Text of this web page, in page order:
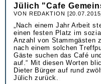
Jülich "Cafe
VON REDAKTION
„Nach einem Jahr Arbeit
einen festen Platz im
Anzahl von Stammgästen
nach einem solchen
Gäste suchen das Café
auf.“ Mit diesen Worten
Dieter Bürger auf rund
Jülich zurück.